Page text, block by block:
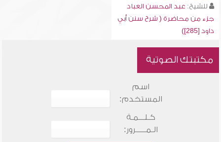
للشيخ: عبد المحسن العباد
جزء من محاضرة ( شرح سنن أبي
داود [285])
مكتبتك الصوتية
اسم
المستخدم:
كـلـــمـة
الـمـــــرور: